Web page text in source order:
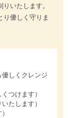
いたします。
り優しく守りま
しくクレンジ
つけます）
たします）